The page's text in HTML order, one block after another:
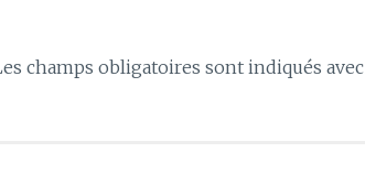
champs obligatoires sont indiqués avec